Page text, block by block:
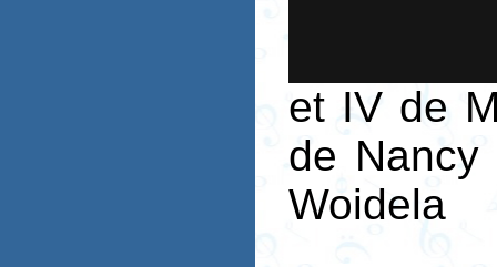
et IV de
de Nancy
Woidela